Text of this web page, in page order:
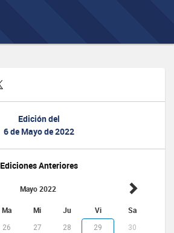
Edición del
6 de Mayo de 2022
Ediciones Anteriores
Mayo 2022
Ma Mi Ju Vi Sa
26 27 28 29 30